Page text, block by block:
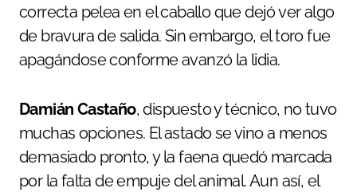
correcta pelea en el caballo que dejó ver algo
de bravura de salida. Sin embargo, el toro fue
apagándose conforme avanzó la lidia.
Damián Castaño, dispuesto y técnico, no tuvo
muchas opciones. El astado se vino a menos
demasiado pronto, y la faena quedó marcada
por la falta de empuje del animal. Aun así, el